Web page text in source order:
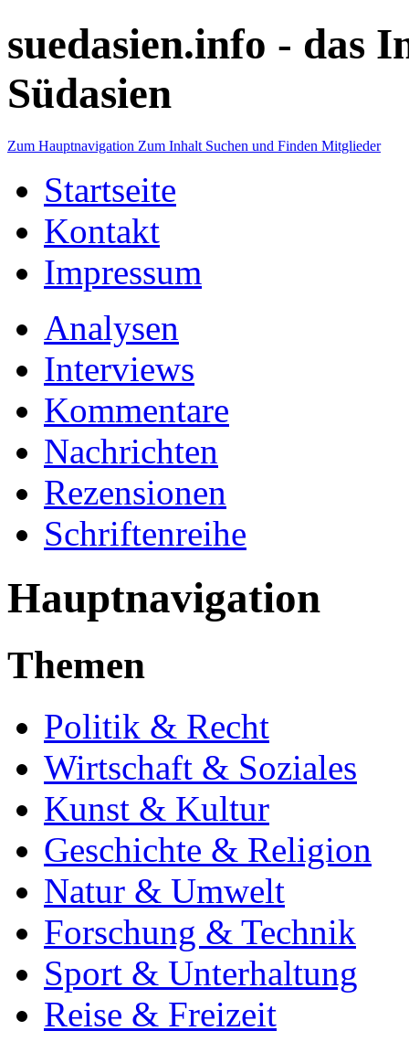
suedasien.info - das
Südasien
Zum Hauptnavigation Zum Inhalt Suchen und Finden Mitglieder
Startseite
Kontakt
Impressum
Analysen
Interviews
Kommentare
Nachrichten
Rezensionen
Schriftenreihe
Hauptnavigation
Themen
Politik & Recht
Wirtschaft & Soziales
Kunst & Kultur
Geschichte & Religion
Natur & Umwelt
Forschung & Technik
Sport & Unterhaltung
Reise & Freizeit